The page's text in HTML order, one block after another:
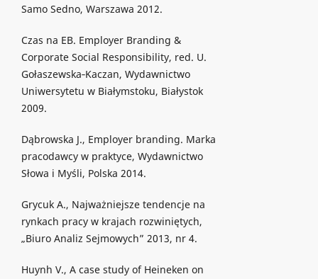
Samo Sedno, Warszawa 2012.
Czas na EB. Employer Branding &
Corporate Social Responsibility, red. U.
Gołaszewska‐Kaczan, Wydawnictwo
Uniwersytetu w Białymstoku, Białystok
2009.
Dąbrowska J., Employer branding. Marka
pracodawcy w praktyce, Wydawnictwo
Słowa i Myśli, Polska 2014.
Grycuk A., Najważniejsze tendencje na
rynkach pracy w krajach rozwiniętych,
„Biuro Analiz Sejmowych” 2013, nr 4.
Huynh V., A case study of Heineken on